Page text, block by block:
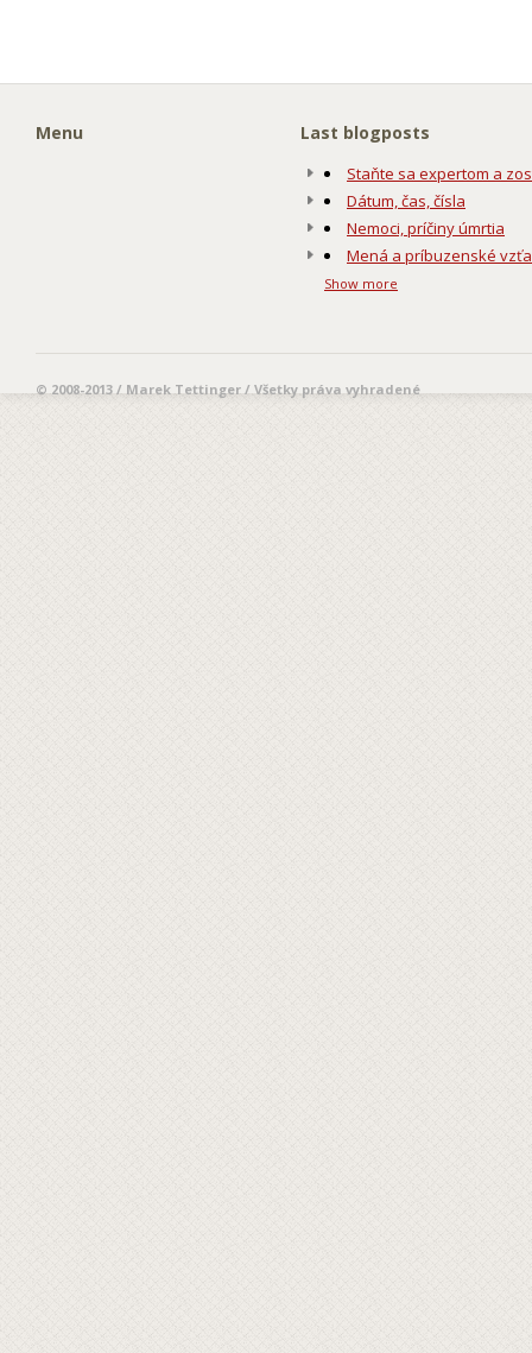
Menu Last blogposts
Staňte sa expertom a
Dátum, čas, čísla
Nemoci, príčiny úmrtia
Mená a príbuzenské
Show more
© 2008-2013 / Marek Tettinger / Všetky práva vyhradené